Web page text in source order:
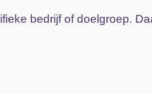
bedrijf of doelgroep.